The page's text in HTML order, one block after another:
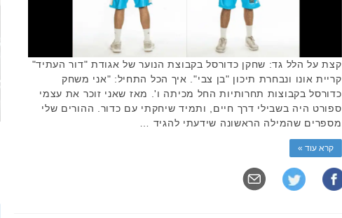
קצת על הלל גד: שחקן כדורסל בקבוצת הנוער של אגודת "דור העתיד"
קריית אונו ונבחרת תיכון "בן צבי". איך הכל התחיל: "אני משחק
כדורסל בקבוצות תחרותיות החל מכיתה ו'. מאז שאני זוכר את עצמי
ספורט היה בשבילי דרך חיים, ותמיד שיחקתי עם כדור. ההורים שלי
מספרים שהמילה הראשונה שידעתי להגיד …
קרא עוד »